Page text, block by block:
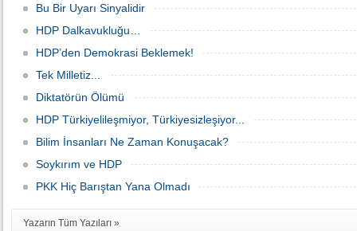
Bu Bir Uyarı Sinyalidir
HDP Dalkavukluğu…
HDP’den Demokrasi Beklemek!
Tek Milletiz...
Diktatörün Ölümü
HDP Türkiyelileşmiyor, Türkiyesizleşiyor...
Bilim İnsanları Ne Zaman Konuşacak?
Soykırım ve HDP
PKK Hiç Barıştan Yana Olmadı
Yazarın Tüm Yazıları »